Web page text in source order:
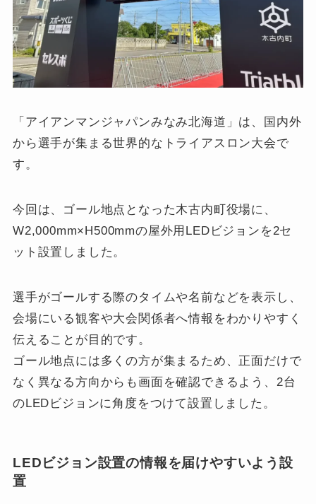
「アイアンマンジャパンみなみ北海道」は、国内外
から選手が集まる世界的なトライアスロン大会で
す。
今回は、ゴール地点となった木古内町役場に、
W2,000mm×H500mmの屋外用LEDビジョンを2セ
ット設置しました。
選手がゴールする際のタイムや名前などを表示し、
会場にいる観客や大会関係者へ情報をわかりやすく
伝えることが目的です。
ゴール地点には多くの方が集まるため、正面だけで
なく異なる方向からも画面を確認できるよう、2台
のLEDビジョンに角度をつけて設置しました。
LEDビジョン設置の情報を届けやすいよう設
置